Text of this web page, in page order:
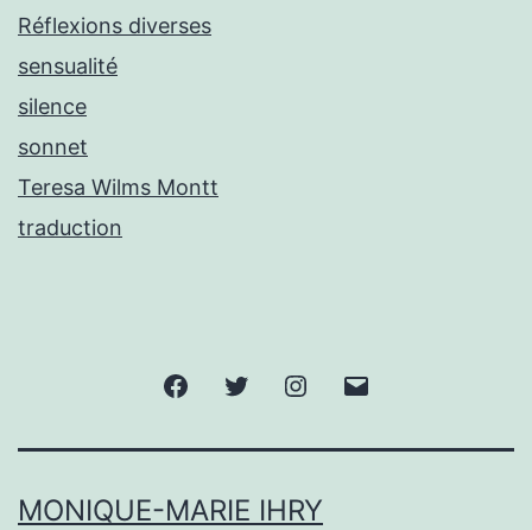
Réflexions diverses
sensualité
silence
sonnet
Teresa Wilms Montt
traduction
FacebookTwitter Instagram
MONIQUE-MARIE IHRY